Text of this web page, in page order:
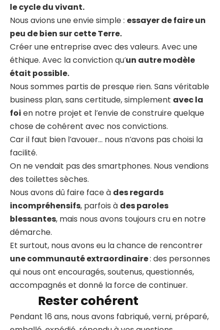
le cycle du vivant.
Nous avions une envie simple : essayer de faire un
peu de bien sur cette Terre.
Créer une entreprise avec des valeurs. Avec une
éthique. Avec la conviction qu’un autre modèle
était possible.
Nous sommes partis de presque rien. Sans véritable
business plan, sans certitude, simplement avec la
foi en notre projet et l’envie de construire quelque
chose de cohérent avec nos convictions.
Car il faut bien l’avouer… nous n’avons pas choisi la
facilité.
On ne vendait pas des smartphones. Nous vendions
des toilettes sèches.
Nous avons dû faire face à des regards
incompréhensifs, parfois à des paroles
blessantes, mais nous avons toujours cru en notre
démarche.
Et surtout, nous avons eu la chance de rencontrer
une communauté extraordinaire: des personnes
qui nous ont encouragés, soutenus, questionnés,
accompagnés et donné la force de continuer.
Rester cohérent
Pendant 16 ans, nous avons fabriqué, verni, préparé,